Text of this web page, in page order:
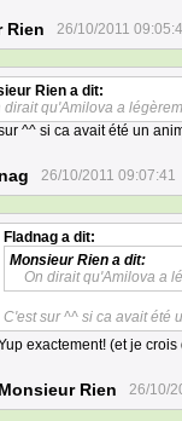
Rien 26/10/2011
Rien a dit:
dirait qu'Amilova a
^^ si ca avait été un
26/10/2011 09:07:41
Fladnag a dit:
Monsieur Rien a dit:
On dirait qu'Amilova a
C'est sur ^^ si ca avait été
exactement! (et je
Monsieur Rien 26/10/